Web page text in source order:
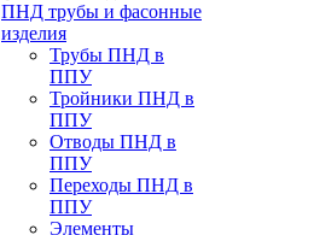
ПНД трубы и фасонные
изделия
Трубы ПНД в
ППУ
Тройники ПНД в
ППУ
Отводы ПНД в
ППУ
Переходы ПНД в
ППУ
Элементы